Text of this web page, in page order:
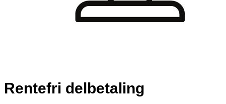
Rentefri delbetaling